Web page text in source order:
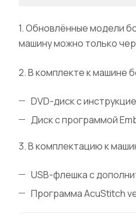
1. Обновлённые модели
машину можно только
2. В комплекте к машине
DVD-диск с
Диск с программой
3. В комплектацию к
USB-флешка с
Программа AcuStitch